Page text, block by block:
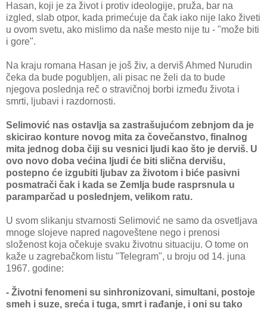
Hasan, koji je za život i protiv ideologije, pruža, bar na
izgled, slab otpor, kada primećuje da čak iako nije lako živeti
u ovom svetu, ako mislimo da naše mesto nije tu - "može biti
i gore".
Na kraju romana Hasan je još živ, a derviš Ahmed Nurudin
čeka da bude pogubljen, ali pisac ne želi da to bude
njegova poslednja reč o stravičnoj borbi između života i
smrti, ljubavi i razdornosti.
Selimović nas ostavlja sa zastrašujućom zebnjom da je
skicirao konture novog mita za čovečanstvo, finalnog
mita jednog doba čiji su vesnici ljudi kao što je derviš. U
ovo novo doba većina ljudi će biti slična dervišu,
postepno će izgubiti ljubav za životom i biće pasivni
posmatrači čak i kada se Zemlja bude rasprsnula u
paramparčad u poslednjem, velikom ratu.
U svom slikanju stvarnosti Selimović ne samo da osvetljava
mnoge slojeve napred nagoveštene nego i prenosi
složenost koja očekuje svaku životnu situaciju. O tome on
kaže u zagrebačkom listu "Telegram", u broju od 14. juna
1967. godine:
- Životni fenomeni su sinhronizovani, simultani, postoje
smeh i suze, sreća i tuga, smrt i rađanje, i oni su tako